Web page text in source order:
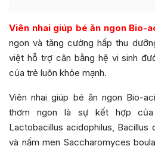
Viên nhai giúp bé ăn ngon Bio-
ngon và tăng cường hấp thu
việt hỗ trợ cân bằng hệ vi sinh
của trẻ luôn khỏe mạnh.
Viên nhai giúp bé ăn ngon Bio-
thơm ngon là sự kết hợp
Lactobacillus acidophilus, Bacillus
và nấm men Saccharomyces